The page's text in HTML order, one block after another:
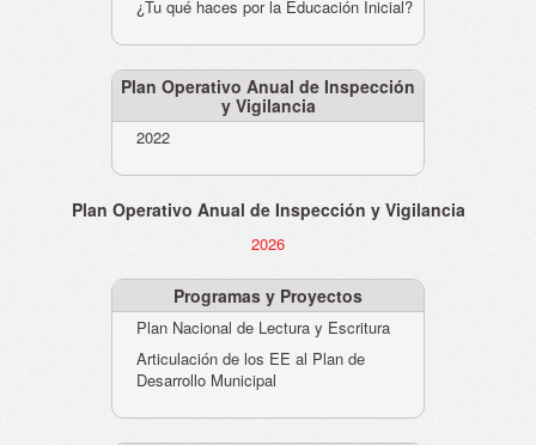
¿Tu qué haces por la Educación Inicial?
Plan Operativo Anual de Inspección
y Vigilancia
2022
Plan Operativo Anual de Inspección y Vigilancia
2026
Programas y Proyectos
Plan Nacional de Lectura y Escritura
Articulación de los EE al Plan de
Desarrollo Municipal